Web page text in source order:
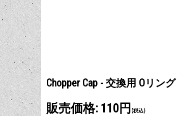
Chopper Cap - 交換用 Oリング
販売価格: 110円 (税込)